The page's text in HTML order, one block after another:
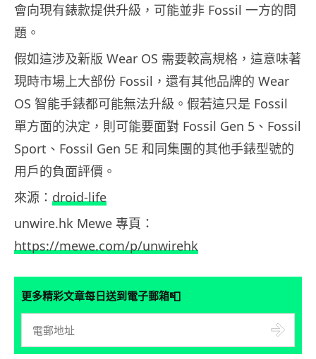
會向現有錶款提供升級，可能並非 Fossil 一方的問
題。
假如這涉及新版 Wear OS 需要較高規格，這意味著
現時市場上大部份 Fossil，還有其他品牌的 Wear
OS 智能手錶都可能無法升級。假若這只是 Fossil
單方面的決定，則可能要面對 Fossil Gen 5、Fossil
Sport、Fossil Gen 5E 和同集團的其他手錶型號的
用戶的負面評價。
來源： droid-life
unwire.hk Mewe 專頁：
https://mewe.com/p/unwirehk
更多精彩文章每日送到電子郵箱📮